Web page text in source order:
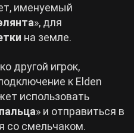
именуемый
», для
на земле.
другой игрок,
к Elden
использовать
» и отправиться в
со смельчаком.